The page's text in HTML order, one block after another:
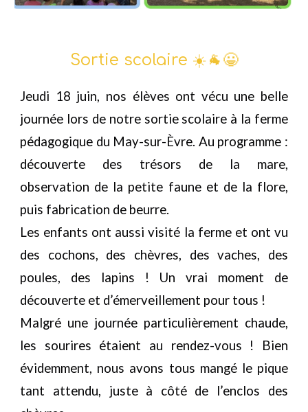
Sortie scolaire ☀️🐐😀
Jeudi 18 juin, nos élèves ont vécu une belle
journée lors de notre sortie scolaire à la ferme
pédagogique du May-sur-Èvre. Au programme :
découverte des trésors de la mare,
observation de la petite faune et de la flore,
puis fabrication de beurre.
Les enfants ont aussi visité la ferme et ont vu
des cochons, des chèvres, des vaches, des
poules, des lapins ! Un vrai moment de
découverte et d’émerveillement pour tous !
Malgré une journée particulièrement chaude,
les sourires étaient au rendez-vous ! Bien
évidemment, nous avons tous mangé le pique
tant attendu, juste à côté de l’enclos des